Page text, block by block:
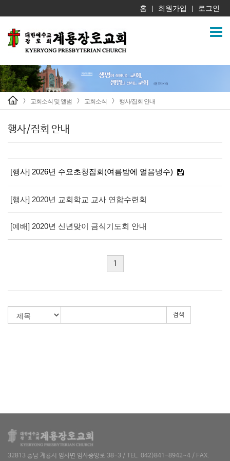
홈 회원가입 로그인
> 교회소식 및 앨범 > 교회소식 > 행사/집회 안내
행사/집회 안내
[행사] 2026년 수요초청집회(여름밤에 얼음냉수)
[행사] 2020년 교회학교 교사 연합수련회
[예배] 2020년 신년맞이 금식기도회 안내
1
검색
32813 충남 계룡시 엄사면 엄사중앙로 38-3 / TEL. 042)841-8942~4 / FAX.